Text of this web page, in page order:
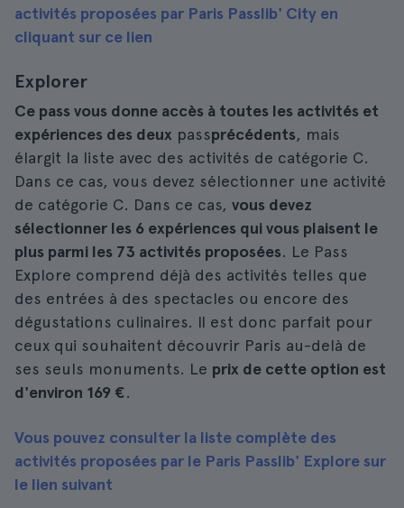
activités proposées par Paris Passlib' City en
cliquant sur ce lien
Explorer
Ce pass vous donne accès à toutes les activités et
expériences des deux passprécédents, mais
élargit la liste avec des activités de catégorie C.
Dans ce cas, vous devez sélectionner une activité
de catégorie C. Dans ce cas, vous devez
sélectionner les 6 expériences qui vous plaisent le
plus parmi les 73 activités proposées. Le Pass
Explore comprend déjà des activités telles que
des entrées à des spectacles ou encore des
dégustations culinaires. Il est donc parfait pour
ceux qui souhaitent découvrir Paris au-delà de
ses seuls monuments. Le prix de cette option est
d'environ 169 €.
Vous pouvez consulter la liste complète des
activités proposées par le Paris Passlib' Explore sur
le lien suivant